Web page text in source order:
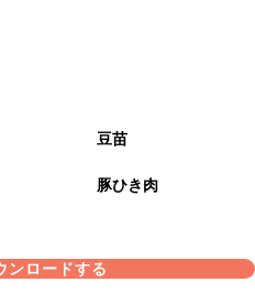
豆苗
豚ひき肉
ンロードする